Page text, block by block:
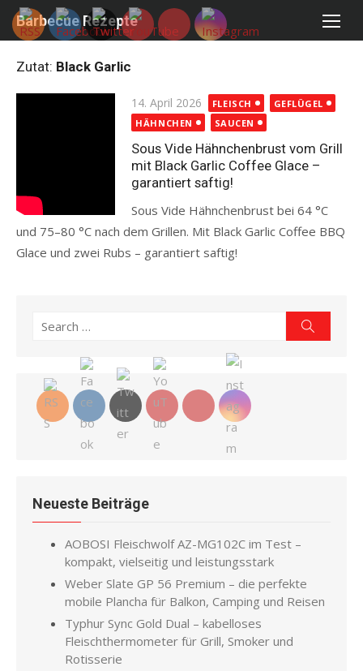
Skip
Barbecue Rezepte
Zutat: Black Garlic
Posted
on
14. April 2026 FLEISCH
GEFLÜGEL
HÄHNCHEN
SAUCEN
Sous Vide Hähnchenbrust vom Grill
mit Black Garlic Coffee Glace –
garantiert saftig!
Sous Vide Hähnchenbrust bei 64 °C
und 75–80 °C nach dem Grillen. Mit Black Garlic Coffee BBQ
Glace und zwei Rubs – garantiert saftig!
Search
Neueste Beiträge
AOBOSI Fleischwolf AZ-MG102C im Test –
kompakt, vielseitig und leistungsstark
Weber Slate GP 56 Premium – die perfekte
mobile Plancha für Balkon, Camping und Reisen
Typhur Sync Gold Dual – kabelloses
Fleischthermometer für Grill, Smoker und
Rotisserie